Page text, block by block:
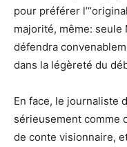
pour préférer
majorité, même: seule
défendra
dans la légèreté du
En face, le journaliste
sérieusement comme
de conte visionnaire,